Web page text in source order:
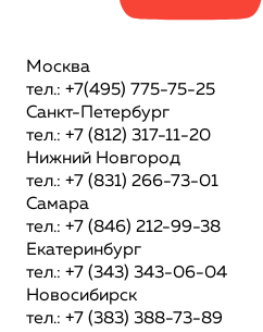
Москва
тел.: +7(495) 775-75-25
Санкт-Петербург
тел.: +7 (812) 317-11-20
Нижний Новгород
тел.: +7 (831) 266-73-01
Самара
тел.: +7 (846) 212-99-38
Екатеринбург
тел.: +7 (343) 343-06-04
Новосибирск
тел.: +7 (383) 388-73-89